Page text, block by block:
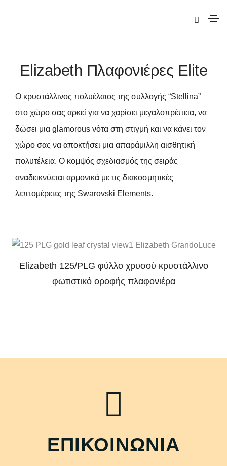
Elizabeth Πλαφονιέρες Elite
Ο κρυστάλλινος πολυέλαιος της συλλογής “Stellina”
στο χώρο σας αρκεί για να χαρίσει μεγαλοπρέπεια, να
δώσει μια glamorous νότα στη στιγμή και να κάνει τον
χώρο σας να αποκτήσει μια απαράμιλλη αισθητική
πολυτέλεια. Ο κομψός σχεδιασμός της σειράς
αναδεικνύεται αρμονικά με τις διακοσμητικές
λεπτομέρειες της Swarovski Elements.
Elizabeth 125/PLG φύλλο χρυσού κρυστάλλινο
φωτιστικό οροφής πλαφονιέρα
ΕΠΙΚΟΙΝΩΝΙΑ